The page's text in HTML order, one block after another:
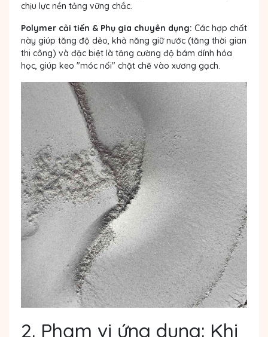
chịu lực nền tảng vững chắc.
Polymer cải tiến & Phụ gia chuyên dụng: Các hợp chất
này giúp tăng độ dẻo, khả năng giữ nước (tăng thời gian
thi công) và đặc biệt là tăng cường độ bám dính hóa
học, giúp keo "móc nối" chặt chẽ vào xương gạch.
2. Phạm vi ứng dụng: Khi